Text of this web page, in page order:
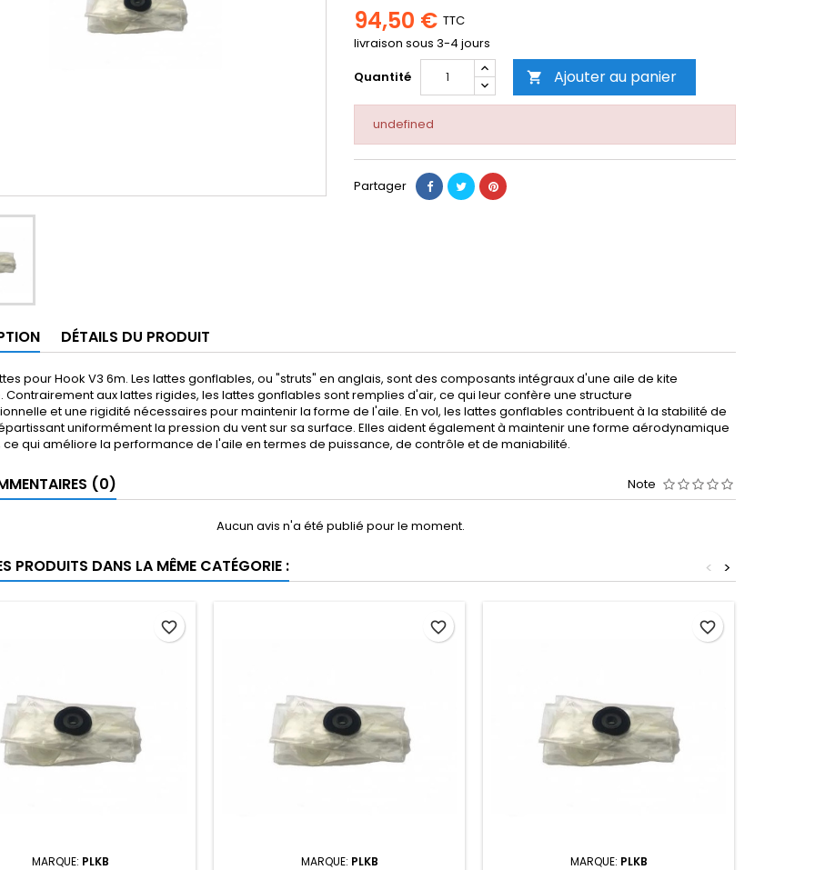
94,50 € TTC
livraison sous 3-4 jours
Quantité
 Ajouter au panier
undefined
Partager
DÉTAILS DU PRODUIT
pour Hook V3 6m. Les lattes gonflables, ou "struts" en anglais, sont des composants intégraux d'une aile de kite
Contrairement aux lattes rigides, les lattes gonflables sont remplies d'air, ce qui leur confère une structure
et une rigidité nécessaires pour maintenir la forme de l'aile. En vol, les lattes gonflables contribuent à la stabilité de
uniformément la pression du vent sur sa surface. Elles aident également à maintenir une forme aérodynamique
qui améliore la performance de l'aile en termes de puissance, de contrôle et de maniabilité.
(0) Note
Aucun avis n'a été publié pour le moment.
PRODUITS DANS LA MÊME CATÉGORIE : >
<
MARQUE: PLKB
favorite_border
MARQUE: PLKB
favorite_border
MARQUE: PLKB
favorite_border